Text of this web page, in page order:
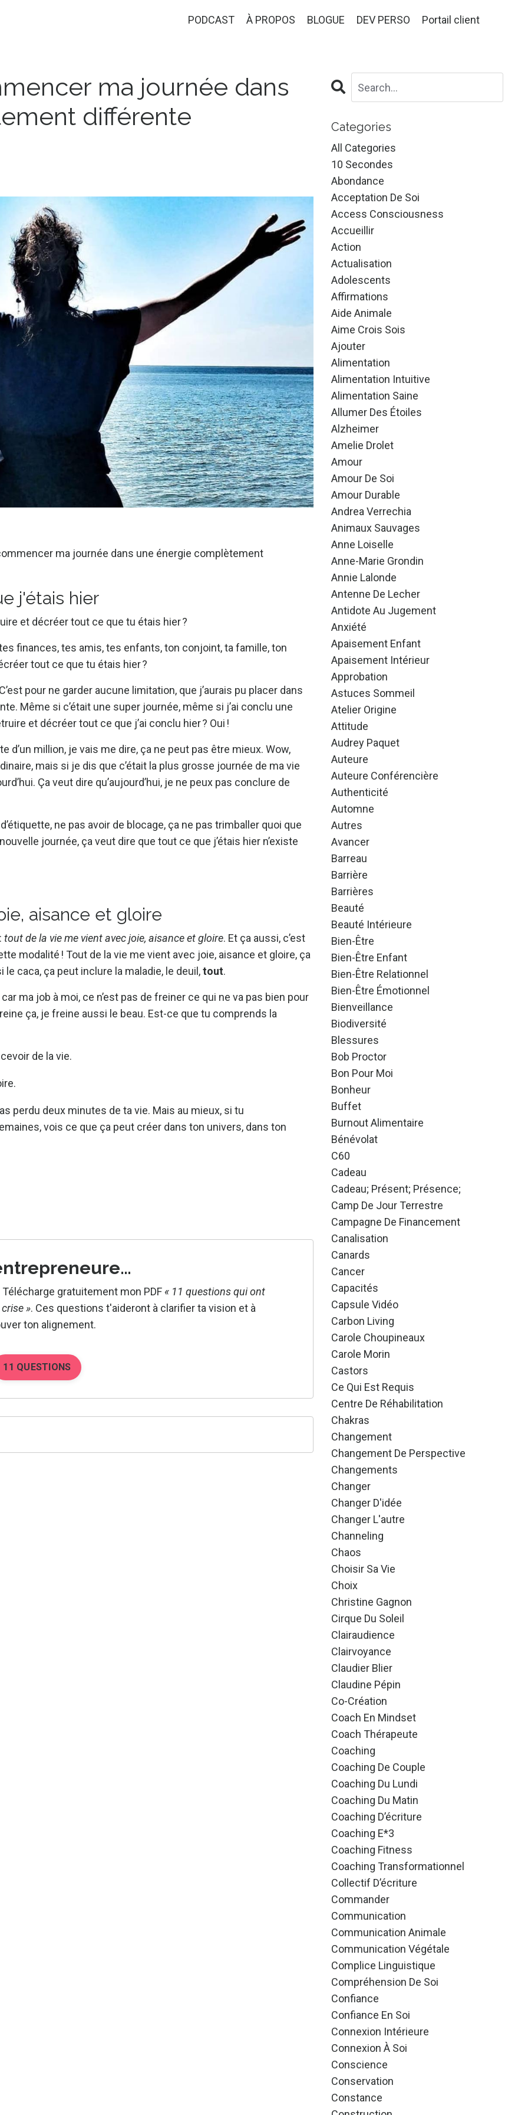
PODCAST À PROPOS BLOGUE DEV PERSO Portail client
ma journée dans
différente
ma journée dans une énergie complètement
j'étais hier
et décréer tout ce que tu étais hier ?
finances, tes amis, tes enfants, ton conjoint, ta famille, ton
tout ce que tu étais hier ?
pour ne garder aucune limitation, que j’aurais pu placer dans
Même si c’était une super journée, même si j’ai conclu une
et décréer tout ce que j’ai conclu hier ? Oui !
d’un million, je vais me dire, ça ne peut pas être mieux. Wow,
mais si je dis que c’était la plus grosse journée de ma vie
Ça veut dire qu’aujourd’hui, je ne peux pas conclure de
ne pas avoir de blocage, ça ne pas trimballer quoi que
journée, ça veut dire que tout ce que j’étais hier n’existe
aisance et gloire
tout de la vie me vient avec joie, aisance et gloire. Et ça aussi, c’est
modalité ! Tout de la vie me vient avec joie, aisance et gloire, ça
le caca, ça peut inclure la maladie, le deuil,tout.
ma job à moi, ce n’est pas de freiner ce qui ne va pas bien pour
ça, je freine aussi le beau. Est-ce que tu comprends la
de la vie.
perdu deux minutes de ta vie. Mais au mieux, si tu
vois ce que ça peut créer dans ton univers, dans ton
Télécharge gratuitement mon PDF « 11 questions qui ont
». Ces questions t'aideront à clarifier ta vision et à
ton alignement.
11 QUESTIONS
Categories
All Categories
10 Secondes
Abondance
Acceptation De Soi
Access Consciousness
Accueillir
Action
Actualisation
Adolescents
Affirmations
Aide Animale
Aime Crois Sois
Ajouter
Alimentation
Alimentation Intuitive
Alimentation Saine
Allumer Des Étoiles
Alzheimer
Amelie Drolet
Amour
Amour De Soi
Amour Durable
Andrea Verrechia
Animaux Sauvages
Anne Loiselle
Anne-Marie Grondin
Annie Lalonde
Antenne De Lecher
Antidote Au Jugement
Anxiété
Apaisement Enfant
Apaisement Intérieur
Approbation
Astuces Sommeil
Atelier Origine
Attitude
Audrey Paquet
Auteure
Auteure Conférencière
Authenticité
Automne
Autres
Avancer
Barreau
Barrière
Barrières
Beauté
Beauté Intérieure
Bien-Être
Bien-Être Enfant
Bien-Être Relationnel
Bien-Être Émotionnel
Bienveillance
Biodiversité
Blessures
Bob Proctor
Bon Pour Moi
Bonheur
Buffet
Burnout Alimentaire
Bénévolat
C60
Cadeau
Cadeau; Présent; Présence;
Camp De Jour Terrestre
Campagne De Financement
Canalisation
Canards
Cancer
Capacités
Capsule Vidéo
Carbon Living
Carole Choupineaux
Carole Morin
Castors
Ce Qui Est Requis
Centre De Réhabilitation
Chakras
Changement
Changement De Perspective
Changements
Changer
Changer D'idée
Changer L'autre
Channeling
Chaos
Choisir Sa Vie
Choix
Christine Gagnon
Cirque Du Soleil
Clairaudience
Clairvoyance
Claudier Blier
Claudine Pépin
Co-Création
Coach En Mindset
Coach Thérapeute
Coaching
Coaching De Couple
Coaching Du Lundi
Coaching Du Matin
Coaching D’écriture
Coaching E*3
Coaching Fitness
Coaching Transformationnel
Collectif D’écriture
Commander
Communication
Communication Animale
Communication Végétale
Complice Linguistique
Compréhension De Soi
Confiance
Confiance En Soi
Connexion Intérieure
Connexion À Soi
Conscience
Conservation
Constance